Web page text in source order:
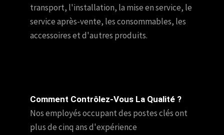
transport, l'installation, la mise en service, le
service après-vente, les consommables, les
accessoires et d'autres produits.
Comment Contrôlez-Vous La Qualité ?
Nos employés occupant des postes clés ont
plus de cinq ans d'expérience